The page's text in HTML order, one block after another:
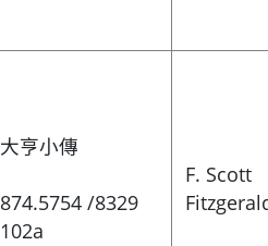
大亨小傳
874.5754 /8329
102a
F. Scott